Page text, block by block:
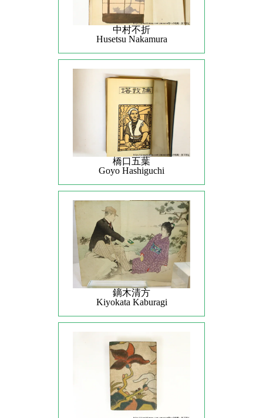
中村不折
Husetsu Nakamura
橋口五葉
Goyo Hashiguchi
鏑木清方
Kiyokata Kaburagi